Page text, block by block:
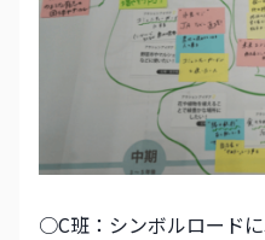
○C班：シンボルロード